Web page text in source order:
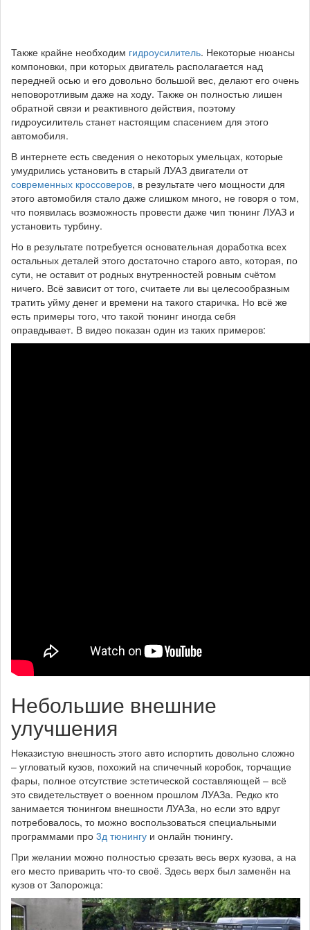
Также крайне необходим гидроусилитель. Некоторые нюансы
компоновки, при которых двигатель располагается над
передней осью и его довольно большой вес, делают его очень
неповоротливым даже на ходу. Также он полностью лишен
обратной связи и реактивного действия, поэтому
гидроусилитель станет настоящим спасением для этого
автомобиля.
В интернете есть сведения о некоторых умельцах, которые
умудрились установить в старый ЛУАЗ двигатели от
современных кроссоверов, в результате чего мощности для
этого автомобиля стало даже слишком много, не говоря о том,
что появилась возможность провести даже чип тюнинг ЛУАЗ и
установить турбину.
Но в результате потребуется основательная доработка всех
остальных деталей этого достаточно старого авто, которая, по
сути, не оставит от родных внутренностей ровным счётом
ничего. Всё зависит от того, считаете ли вы целесообразным
тратить уйму денег и времени на такого старичка. Но всё же
есть примеры того, что такой тюнинг иногда себя
оправдывает. В видео показан один из таких примеров:
Небольшие внешние
улучшения
Неказистую внешность этого авто испортить довольно сложно
– угловатый кузов, похожий на спичечный коробок, торчащие
фары, полное отсутствие эстетической составляющей – всё
это свидетельствует о военном прошлом ЛУАЗа. Редко кто
занимается тюнингом внешности ЛУАЗа, но если это вдруг
потребовалось, то можно воспользоваться специальными
программами про 3д тюнингу и онлайн тюнингу.
При желании можно полностью срезать весь верх кузова, а на
его место приварить что-то своё. Здесь верх был заменён на
кузов от Запорожца: